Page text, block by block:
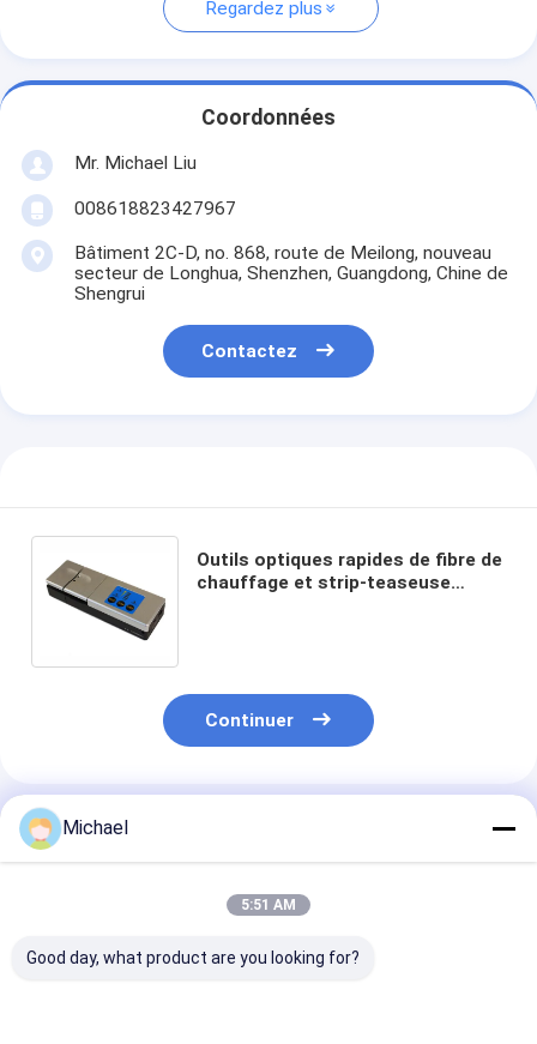
Regardez plus
Coordonnées
Mr. Michael Liu
008618823427967
Bâtiment 2C-D, no. 868, route de Meilong, nouveau
secteur de Longhua, Shenzhen, Guangdong, Chine de
Shengrui
Contactez
Outils optiques rapides de fibre de
chauffage et strip-teaseuse
Continuer
Produits Recommandés
Michael
5:51 AM
Good day, what product are you looking for?